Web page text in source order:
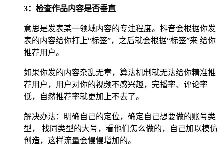
3：检查作品内容是否垂直
意思是发表某一领域内容的专注程度。抖音会根据你发
表的内容给你打上“标签”，之后就会根据“标签”来 给你
推荐用户。
如果你发的内容杂乱无章，算法机制就无法给你精准推
荐用户，用户对你的视频不感兴趣，完播率、评论率
低，自然推荐率就更加上不去了。
解决办法：明确自己的定位，确定自己想要做的账号类
型， 找同类型的大号，看他们怎么做的，自己加以模仿
创造，这样流量会慢慢增加的。